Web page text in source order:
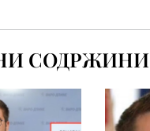
СОДРЖИНИ